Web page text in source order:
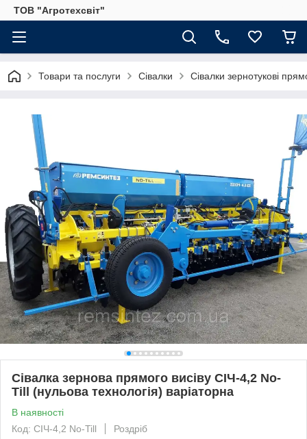
ТОВ "Агротехсвіт"
Товари та послуги Сівалки Сівалки зернотукові
Сівалка зернова прямого висіву СІЧ-4,2 No-
Till (нульова технологія) варіаторна
В наявності
Код: СІЧ-4,2 No-Till
Роздріб